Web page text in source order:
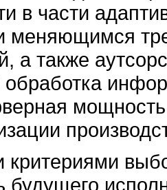
в части
меняющимся
а также
будущего